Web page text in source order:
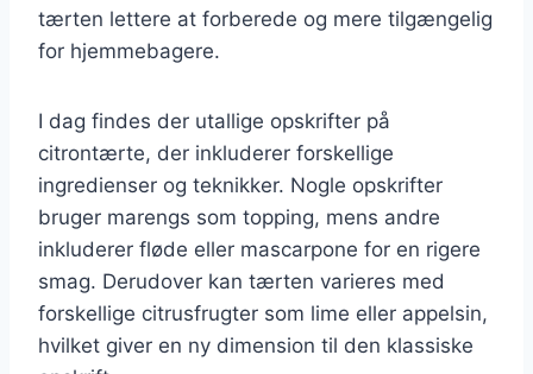
tærten lettere at forberede og mere tilgængelig
for hjemmebagere.
I dag findes der utallige opskrifter på
citrontærte, der inkluderer forskellige
ingredienser og teknikker. Nogle opskrifter
bruger marengs som topping, mens andre
inkluderer fløde eller mascarpone for en rigere
smag. Derudover kan tærten varieres med
forskellige citrusfrugter som lime eller appelsin,
hvilket giver en ny dimension til den klassiske